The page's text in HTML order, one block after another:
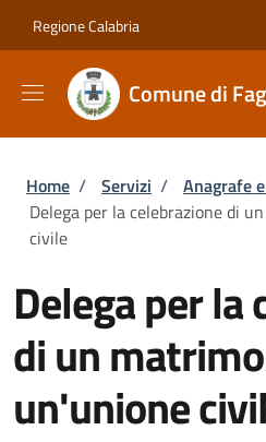
Regione Calabria
Comune di
Briciole di pane
Home / Servizi / Anagrafe
Delega per la celebrazione di
civile
Delega per la
di un
un'unione